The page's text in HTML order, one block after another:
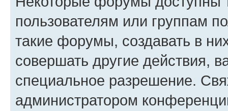
пользователям или группам
такие форумы, создавать в
совершать другие действия,
специальное разрешение.
администратором